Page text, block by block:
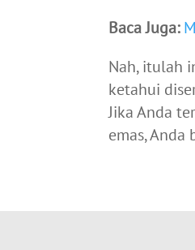
Baca Juga:
Nah, itulah
ketahui
Jika Anda
emas,